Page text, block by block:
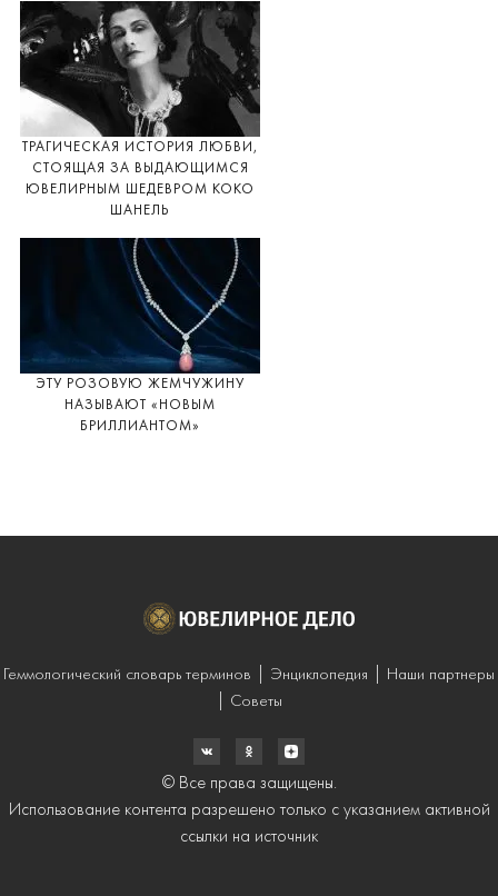
ТРАГИЧЕСКАЯ ИСТОРИЯ ЛЮБВИ,
СТОЯЩАЯ ЗА ВЫДАЮЩИМСЯ
ЮВЕЛИРНЫМ ШЕДЕВРОМ КОКО
ШАНЕЛЬ
ЭТУ РОЗОВУЮ ЖЕМЧУЖИНУ
НАЗЫВАЮТ «НОВЫМ
БРИЛЛИАНТОМ»
Геммологический словарь терминов Энциклопедия
Наши партнеры
Советы
© Все права защищены.
Использование контента разрешено только с указанием активной
ссылки на источник